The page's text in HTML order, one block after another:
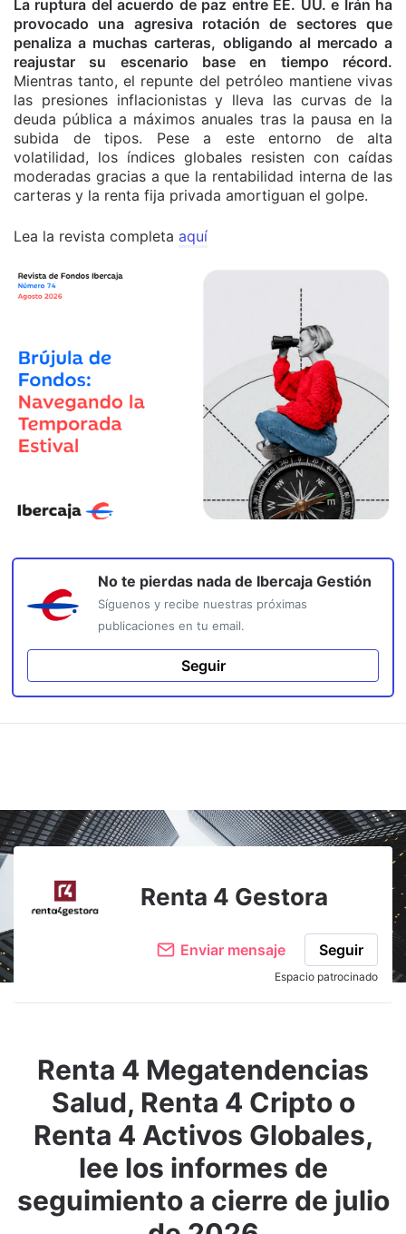
La ruptura del acuerdo de paz entre EE. UU. e Irán ha
provocado una agresiva rotación de sectores que
penaliza a muchas carteras, obligando al mercado a
reajustar su escenario base en tiempo récord.
Mientras tanto, el repunte del petróleo mantiene vivas
las presiones inflacionistas y lleva las curvas de la
deuda pública a máximos anuales tras la pausa en la
subida de tipos. Pese a este entorno de alta
volatilidad, los índices globales resisten con caídas
moderadas gracias a que la rentabilidad interna de las
carteras y la renta fija privada amortiguan el golpe.
Lea la revista completa aquí
No te pierdas nada de Ibercaja Gestión
Síguenos y recibe nuestras próximas
publicaciones en tu email.
Seguir
Renta 4 Gestora
Enviar mensaje Seguir
Espacio patrocinado
Renta 4 Megatendencias
Salud, Renta 4 Cripto o
Renta 4 Activos Globales,
lee los informes de
seguimiento a cierre de julio